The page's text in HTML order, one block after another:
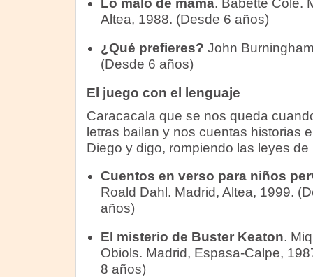
Lo malo de mamá. Babette Cole.
Altea, 1988. (Desde 6 años)
¿Qué prefieres? John
(Desde 6 años)
El juego con el lenguaje
Caracacala que se nos queda
letras bailan y nos cuentas historias
Diego y digo, rompiendo las leyes de
Cuentos en verso para niños
Roald Dahl. Madrid, Altea, 1999.
años)
El misterio de Buster Keaton.
Obiols. Madrid, Espasa-Calpe,
8 años)